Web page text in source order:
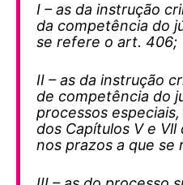
I – as da instrução
da competência do
se refere o art. 406;
II – as da instrução
de competência do
processos
dos Capítulos V e
nos prazos a que